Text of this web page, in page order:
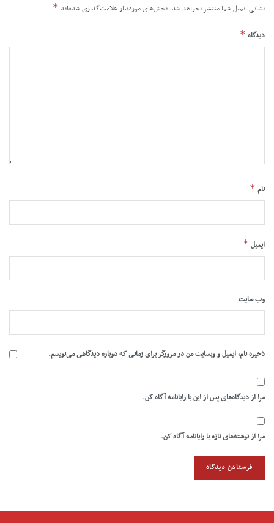
نشانی ایمیل شما منتشر نخواهد شد. بخش‌های موردنیاز علامت‌گذاری شده‌اند *
دیدگاه *
نام *
ایمیل *
وب‌ سایت
ذخیره نام، ایمیل و وبسایت من در مرورگر برای زمانی که دوباره دیدگاهی می‌نویسم.
مرا از دیدگاه‌های پس از این با رایانامه آگاه کن.
مرا از نوشته‌های تازه با رایانامه آگاه کن.